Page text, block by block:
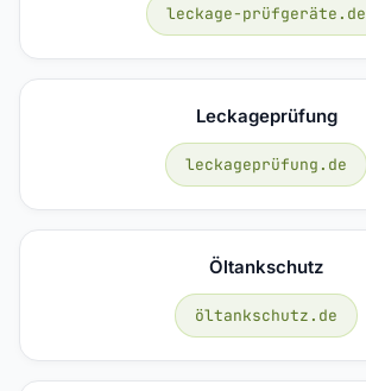
leckage-prüfgeräte.de
Leckageprüfung
leckageprüfung.de
Öltankschutz
öltankschutz.de